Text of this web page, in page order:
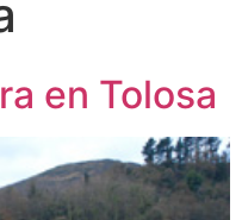
en Tolosa